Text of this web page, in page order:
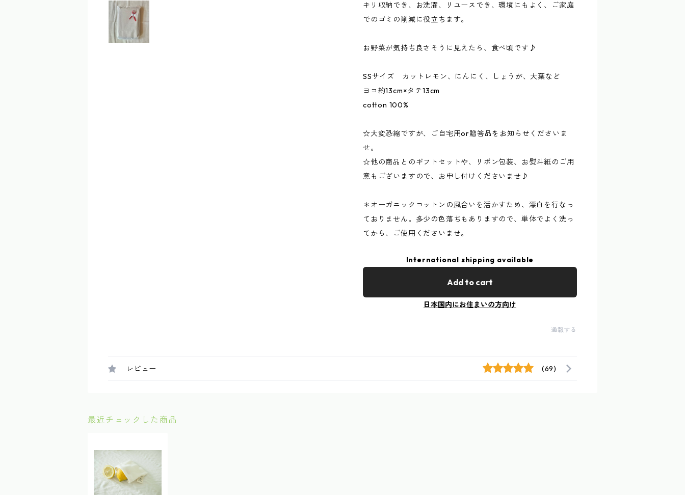
キリ収納でき、お洗濯、リユースでき、環境にもよく、ご家庭
でのゴミの削減に役立ちます。
お野菜が気持ち良さそうに見えたら、食べ頃です♪
SSサイズ カットレモン、にんにく、しょうが、大葉など
ヨコ約13cm×タテ13cm
cotton 100%
☆大変恐縮ですが、ご自宅用or贈答品をお知らせくださいま
せ。
☆他の商品とのギフトセットや、リボン包装、お熨斗紙のご用
意もございますので、お申し付けくださいませ♪
＊オーガニックコットンの風合いを活かすため、漂白を行なっ
ておりません。多少の色落ちもありますので、単体でよく洗っ
てから、ご使用くださいませ。
International shipping available
Add to cart
日本国内にお住まいの方向け
通報する
レビュー (69)
最近チェックした商品